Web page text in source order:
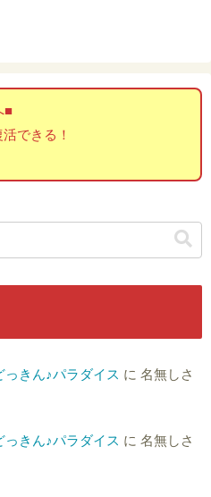
■
できる！
きん♪パラダイス に 名無しさ
きん♪パラダイス に 名無しさ